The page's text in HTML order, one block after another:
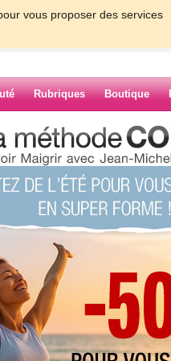
vous proposer des services
Rubriques Boutique
CA VA MIEUX ....
VA